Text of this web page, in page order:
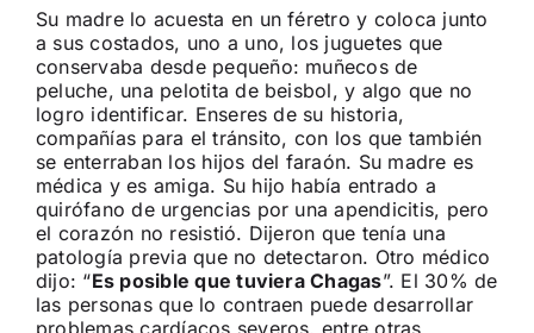
Su madre lo acuesta en un féretro y coloca junto
a sus costados, uno a uno, los juguetes que
conservaba desde pequeño: muñecos de
peluche, una pelotita de beisbol, y algo que no
logro identificar. Enseres de su historia,
compañías para el tránsito, con los que también
se enterraban los hijos del faraón. Su madre es
médica y es amiga. Su hijo había entrado a
quirófano de urgencias por una apendicitis, pero
el corazón no resistió. Dijeron que tenía una
patología previa que no detectaron. Otro médico
dijo: “Es posible que tuviera Chagas”. El 30% de
las personas que lo contraen puede desarrollar
problemas cardíacos severos, entre otras